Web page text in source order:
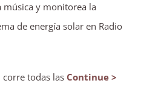
música y monitorea la
de energía solar en Radio
corre todas las Continue >